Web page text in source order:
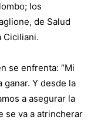
los
de Salud
Ciciliani.
se enfrenta: “Mi
ganar. Y desde la
a asegurar la
se va a atrincherar